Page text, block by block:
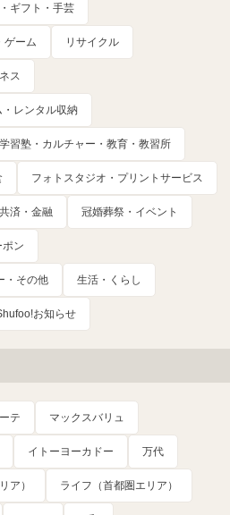
ギフト・手芸
ゲーム リサイクル
ス
レンタル収納
学習塾・カルチャー・教育・教習所
フォトスタジオ・プリントサービス
済・金融 冠婚葬祭・イベント
ン
・その他 生活・くらし
お知らせ
テ マックスバリュ
イトーヨーカドー 万代
ア） ライフ（首都圏エリア）